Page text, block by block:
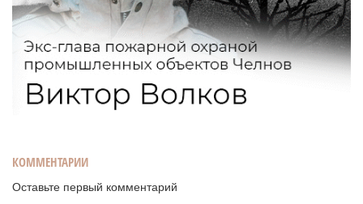
КОММЕНТАРИИ
Оставьте первый комментарий